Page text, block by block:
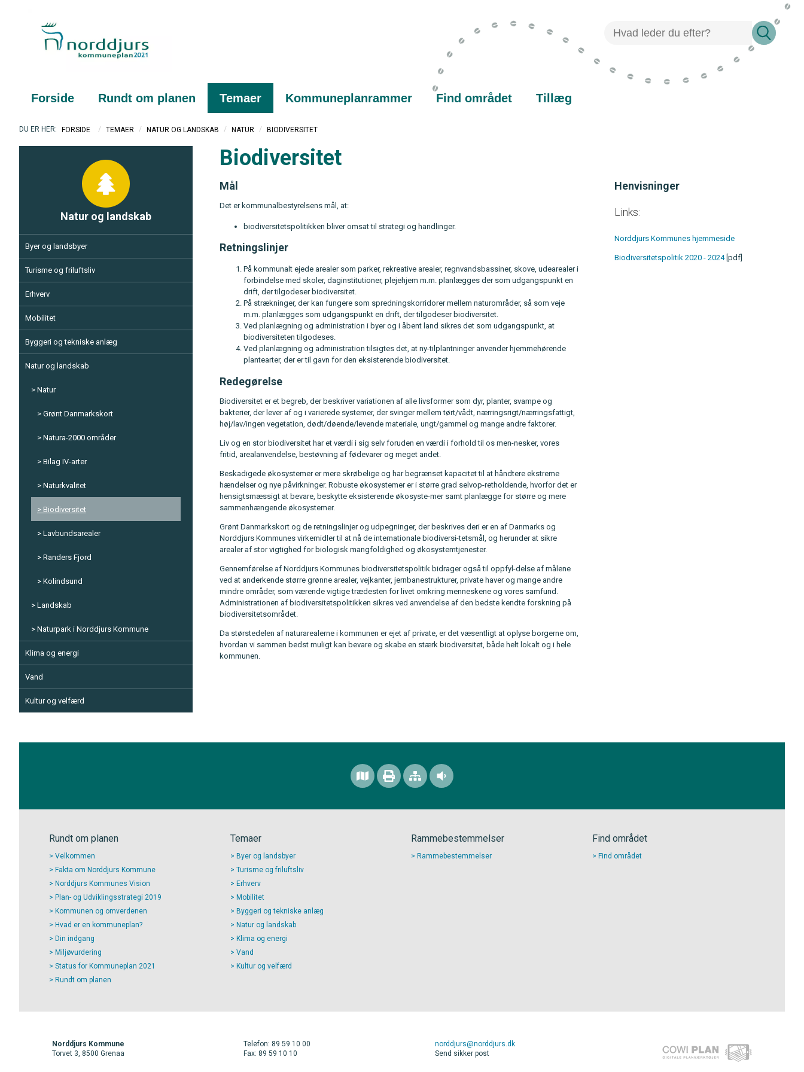
Forside Rundt om planen Temaer Kommuneplanrammer Find området Tillæg
FORSIDE / TEMAER / NATUR OG LANDSKAB / NATUR / BIODIVERSITET
Byer og landsbyer
Turisme og friluftsliv
Erhverv
Mobilitet
Byggeri og tekniske anlæg
Natur og landskab
Natur
Grønt Danmarkskort
Natura-2000 områder
Bilag IV-arter
Naturkvalitet
Biodiversitet
Lavbundsarealer
Randers Fjord
Kolindsund
Landskab
Naturpark i Norddjurs Kommune
Klima og energi
Vand
Kultur og velfærd
Natur og landskab
Biodiversitet
Mål
Det er kommunalbestyrelsens mål, at:
biodiversitetspolitikken bliver omsat til strategi og handlinger.
Retningslinjer
På kommunalt ejede arealer som parker, rekreative arealer, regnvandsbassiner, skove, udearealer i
forbindelse med skoler, daginstitutioner, plejehjem m.m. planlægges der som udgangspunkt en
drift, der tilgodeser biodiversitet.
På strækninger, der kan fungere som spredningskorridorer mellem naturområder, så som veje
m.m. planlægges som udgangspunkt en drift, der tilgodeser biodiversitet.
Ved planlægning og administration i byer og i åbent land sikres det som udgangspunkt, at
biodiversiteten tilgodeses.
Ved planlægning og administration tilsigtes det, at ny-tilplantninger anvender hjemmehørende
plantearter, der er til gavn for den eksisterende biodiversitet.
Redegørelse
Biodiversitet er et begreb, der beskriver variationen af alle livsformer som dyr, planter, svampe og
bakterier, der lever af og i varierede systemer, der svinger mellem tørt/vådt, nærringsrigt/nærringsfattigt,
høj/lav/ingen vegetation, dødt/døende/levende materiale, ungt/gammel og mange andre faktorer.
Liv og en stor biodiversitet har et værdi i sig selv foruden en værdi i forhold til os men-nesker, vores
fritid, arealanvendelse, bestøvning af fødevarer og meget andet.
Beskadigede økosystemer er mere skrøbelige og har begrænset kapacitet til at håndtere ekstreme
hændelser og nye påvirkninger. Robuste økosystemer er i større grad selvop-retholdende, hvorfor det er
hensigtsmæssigt at bevare, beskytte eksisterende økosyste-mer samt planlægge for større og mere
sammenhængende økosystemer.
Grønt Danmarkskort og de retningslinjer og udpegninger, der beskrives deri er en af Danmarks og
Norddjurs Kommunes virkemidler til at nå de internationale biodiversi-tetsmål, og herunder at sikre
arealer af stor vigtighed for biologisk mangfoldighed og økosystemtjenester.
Gennemførelse af Norddjurs Kommunes biodiversitetspolitik bidrager også til oppfyl-delse af målene
ved at anderkende større grønne arealer, vejkanter, jernbanestrukturer, private haver og mange andre
mindre områder, som værende vigtige trædesten for livet omkring menneskene og vores samfund.
Administrationen af biodiversitetspolitikken sikres ved anvendelse af den bedste kendte forskning på
biodiversitetsområdet.
Da størstedelen af naturarealerne i kommunen er ejet af private, er det væsentligt at oplyse borgerne om,
hvordan vi sammen bedst muligt kan bevare og skabe en stærk biodiversitet, både helt lokalt og i hele
kommunen.
Henvisninger
Links:
Norddjurs Kommunes hjemmeside
Biodiversitetspolitik 2020 - 2024[pdf]
Rundt om planen
Velkommen
Fakta om Norddjurs Kommune
Norddjurs Kommunes Vision
Plan- og Udviklingsstrategi 2019
Kommunen og omverdenen
Hvad er en kommuneplan?
Din indgang
Miljøvurdering
Status for Kommuneplan 2021
Rundt om planen
Temaer
Byer og landsbyer
Turisme og friluftsliv
Erhverv
Mobilitet
Byggeri og tekniske anlæg
Natur og landskab
Klima og energi
Vand
Kultur og velfærd
Rammebestemmelser
Rammebestemmelser
Find området
Find området
Norddjurs Kommune
Torvet 3, 8500 Grenaa
Telefon: 89 59 10 00
Fax: 89 59 10 10
norddjurs@norddjurs.dk
Send sikker post